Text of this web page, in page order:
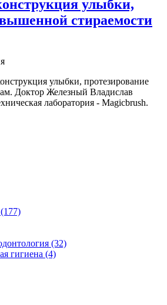
улыбки,
стираемости
улыбки, протезирование
Доктор Железный Владислав
лаборатория - Magicbrush.
(32)
гигиена (4)